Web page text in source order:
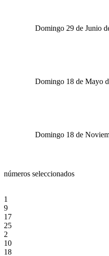
Domingo 29 de Junio
Domingo 18 de Mayo
Domingo 18 de
números seleccionados
1
9
17
25
2
10
18